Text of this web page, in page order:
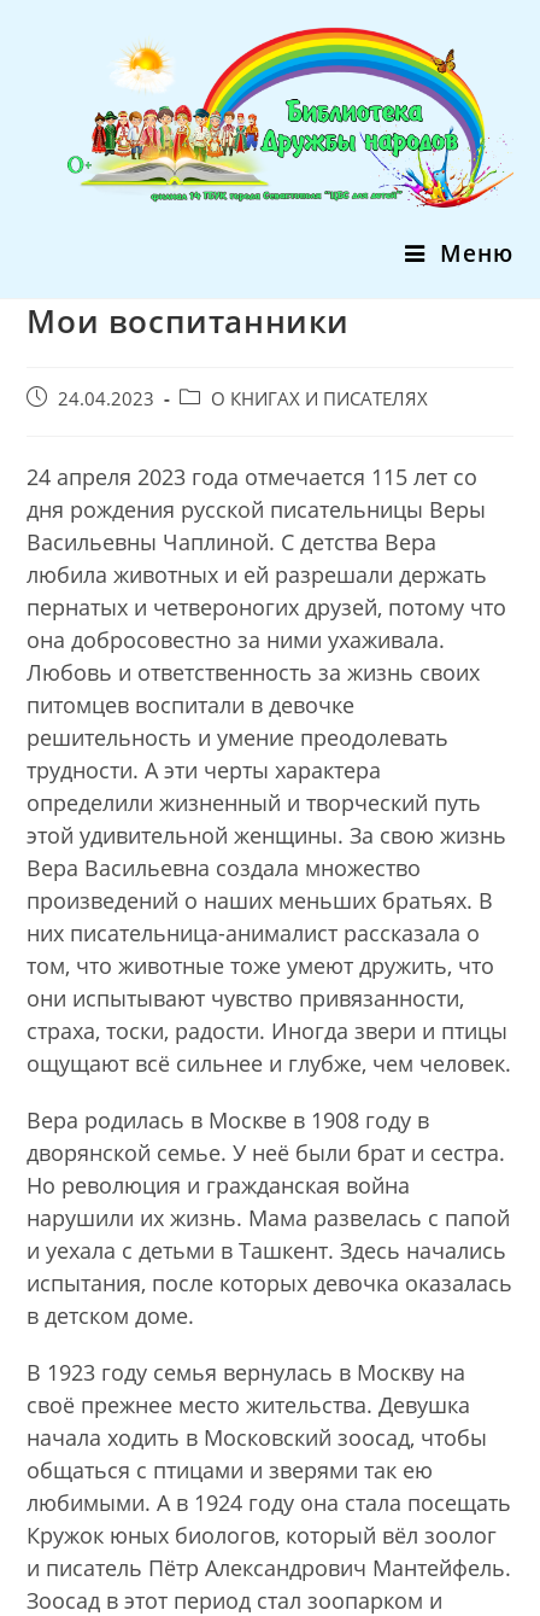
Меню
Мои воспитанники
Запись24.04.2023
PostО КНИГАХ И ПИСАТЕЛЯХ
24 апреля 2023 года отмечается 115 лет со
дня рождения русской писательницы Веры
Васильевны Чаплиной. С детства Вера
любила животных и ей разрешали держать
пернатых и четвероногих друзей, потому что
она добросовестно за ними ухаживала.
Любовь и ответственность за жизнь своих
питомцев воспитали в девочке
решительность и умение преодолевать
трудности. А эти черты характера
определили жизненный и творческий путь
этой удивительной женщины. За свою жизнь
Вера Васильевна создала множество
произведений о наших меньших братьях. В
них писательница-анималист рассказала о
том, что животные тоже умеют дружить, что
они испытывают чувство привязанности,
страха, тоски, радости. Иногда звери и птицы
ощущают всё сильнее и глубже, чем человек.
Вера родилась в Москве в 1908 году в
дворянской семье. У неё были брат и сестра.
Но революция и гражданская война
нарушили их жизнь. Мама развелась с папой
и уехала с детьми в Ташкент. Здесь начались
испытания, после которых девочка оказалась
в детском доме.
В 1923 году семья вернулась в Москву на
своё прежнее место жительства. Девушка
начала ходить в Московский зоосад, чтобы
общаться с птицами и зверями так ею
любимыми. А в 1924 году она стала посещать
Кружок юных биологов, который вёл зоолог
и писатель Пётр Александрович Мантейфель.
Зоосад в этот период стал зоопарком и